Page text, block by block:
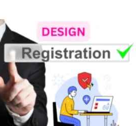
र्चा
त
ग
सु
रू
क